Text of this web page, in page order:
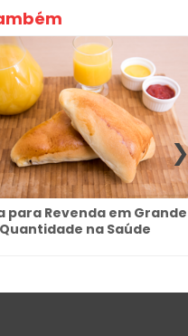
para Revenda em Grande
Quantidade na Saúde